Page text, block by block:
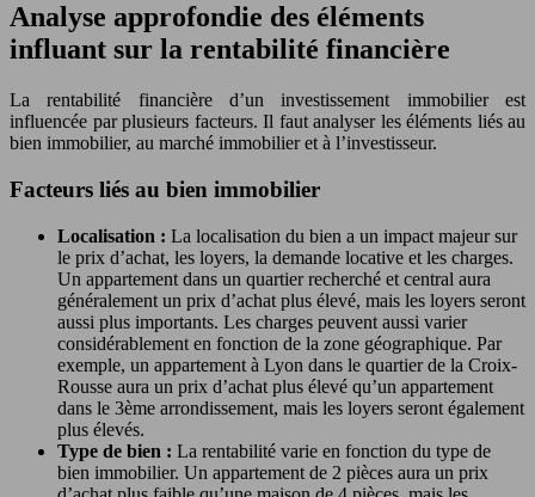
Analyse approfondie des éléments
influant sur la rentabilité financière
La rentabilité financière d’un investissement immobilier est
influencée par plusieurs facteurs. Il faut analyser les éléments liés au
bien immobilier, au marché immobilier et à l’investisseur.
Facteurs liés au bien immobilier
Localisation : La localisation du bien a un impact majeur sur
le prix d’achat, les loyers, la demande locative et les charges.
Un appartement dans un quartier recherché et central aura
généralement un prix d’achat plus élevé, mais les loyers seront
aussi plus importants. Les charges peuvent aussi varier
considérablement en fonction de la zone géographique. Par
exemple, un appartement à Lyon dans le quartier de la Croix-
Rousse aura un prix d’achat plus élevé qu’un appartement
dans le 3ème arrondissement, mais les loyers seront également
plus élevés.
Type de bien : La rentabilité varie en fonction du type de
bien immobilier. Un appartement de 2 pièces aura un prix